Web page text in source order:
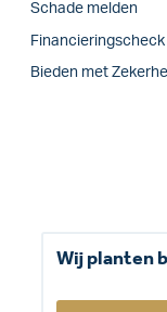
Schade melden
Financieringscheck
Bieden met
Wij planten